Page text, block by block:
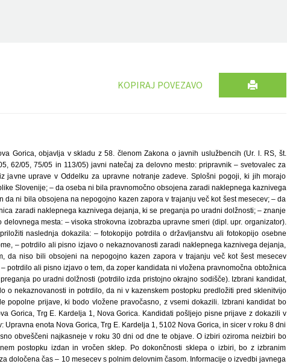
KOPIRAJ POVEZAVO
Gorica, objavlja v skladu z 58. členom Zakona o javnih uslužbencih (Ur. l. RS, št.
62/05, 75/05 in 113/05) javni natečaj za delovno mesto: pripravnik – svetovalec za
javne uprave v Oddelku za upravne notranje zadeve. Splošni pogoji, ki jih morajo
Slovenije; – da oseba ni bila pravnomočno obsojena zaradi naklepnega kaznivega
ni bila obsojena na nepogojno kazen zapora v trajanju več kot šest mesecev; – da
zaradi naklepnega kaznivega dejanja, ki se preganja po uradni dolžnosti; – znanje
mesta: – visoka strokovna izobrazba upravne smeri (dipl. upr. organizator).
naslednja dokazila: – fotokopijo potrdila o državljanstvu ali fotokopijo osebne
– potrdilo ali pisno izjavo o nekaznovanosti zaradi naklepnega kaznivega dejanja,
da niso bili obsojeni na nepogojno kazen zapora v trajanju več kot šest mesecev
potrdilo ali pisno izjavo o tem, da zoper kandidata ni vložena pravnomočna obtožnica
po uradni dolžnosti (potrdilo izda pristojno okrajno sodišče). Izbrani kandidat,
o nekaznovanosti in potrdilo, da ni v kazenskem postopku predložiti pred sklenitvijo
popolne prijave, ki bodo vložene pravočasno, z vsemi dokazili. Izbrani kandidat bo
Gorica, Trg E. Kardelja 1, Nova Gorica. Kandidati pošljejo pisne prijave z dokazili v
enota Nova Gorica, Trg E. Kardelja 1, 5102 Nova Gorica, in sicer v roku 8 dni
obveščeni najkasneje v roku 30 dni od dne te objave. O izbiri oziroma neizbiri bo
postopku izdan in vročen sklep. Po dokončnosti sklepa o izbiri, bo z izbranim
določena čas – 10 mesecev s polnim delovnim časom. Informacije o izvedbi javnega